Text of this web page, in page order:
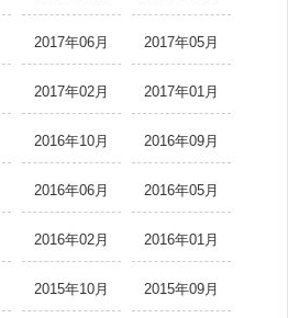
2017年06月 2017年05月
2017年02月 2017年01月
2016年10月 2016年09月
2016年06月 2016年05月
2016年02月 2016年01月
2015年10月 2015年09月